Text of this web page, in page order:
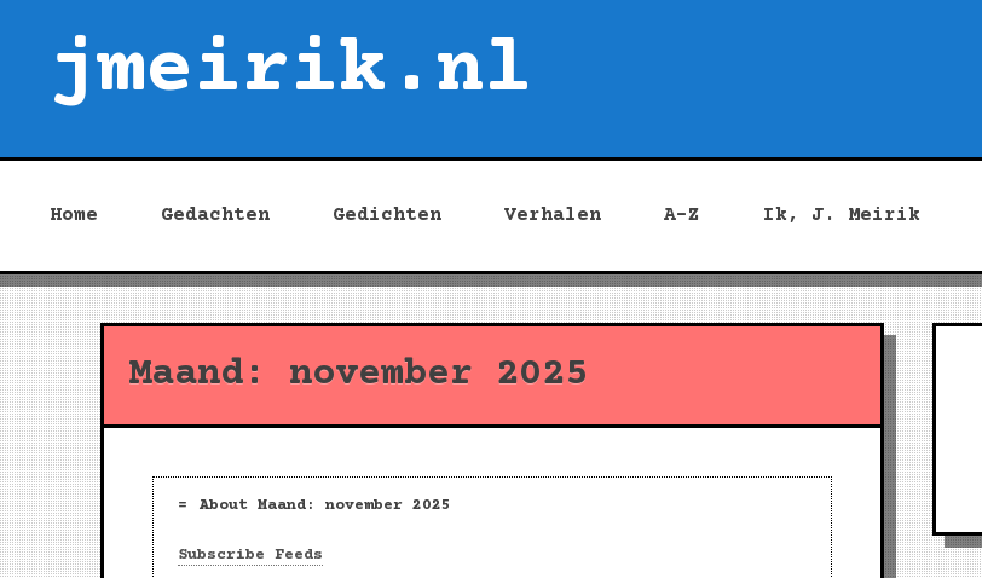
jmeirik.nl
Home Gedachten Gedichten Verhalen A-Z Ik, J. Meirik
Maand: november 2025
About Maand: november 2025
Subscribe Feeds